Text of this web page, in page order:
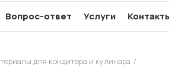
Вопрос-ответ Услуги
для кондитера и кулинара